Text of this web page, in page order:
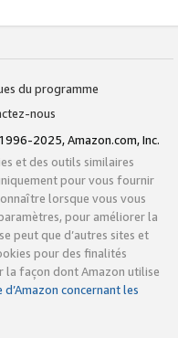
du programme
nous
2025, Amazon.com, Inc.
et des outils similaires
pour vous fournir
lorsque vous vous
pour améliorer la
peut que d’autres sites et
pour des finalités
la façon dont Amazon utilise
concernant les